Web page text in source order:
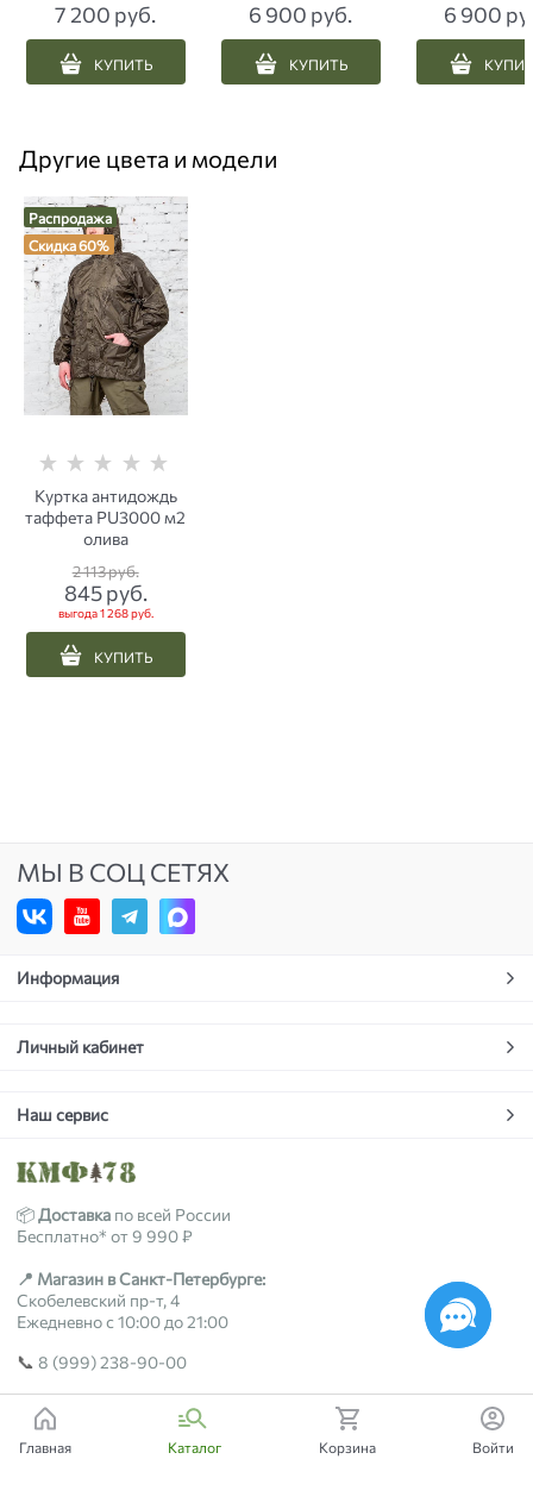
7 200 руб.
КУПИТЬ
6 900 руб.
КУПИТЬ
6 900
Другие цвета и модели
Распродажа
Скидка 60%
Куртка антидождь
таффета PU3000 м2
олива
2 113 руб.
845 руб.
выгода1 268 руб.
КУПИТЬ
МЫ В СОЦ СЕТЯХ
Информация
Личный кабинет
Наш сервис
📦Доставка по всей России
Бесплатно* от 9 990 ₽
📍 Магазин в Санкт-Петербурге:
Скобелевский пр-т, 4
Ежедневно с 10:00 до 21:00
📞 8 (999) 238-90-00
2018-2026 © kmf78.ru
Главная Каталог Корзина Войти